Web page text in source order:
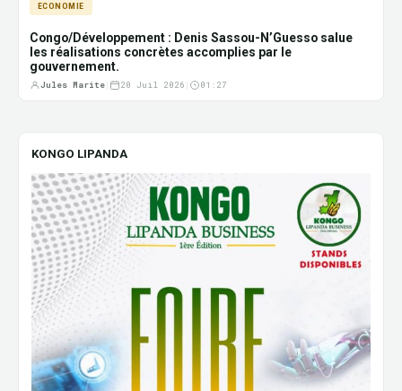
ECONOMIE
Congo/Développement : Denis Sassou-N’Guesso salue
les réalisations concrètes accomplies par le
gouvernement.
Jules Marite 20 Juil 2026 01:27
KONGO LIPANDA